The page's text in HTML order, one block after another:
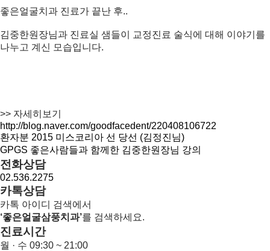
좋은얼굴치과 진료가 끝난 후..
김중한원장님과 진료실 샘들이 교정진료 술식에 대해 이야기를
나누고 계신 모습입니다.
>> 자세히보기
http://blog.naver.com/goodfacedent/220408106722
환자분 2015 미스코리아 선 당선 (김정진님)
GPGS 좋은사람들과 함께한 김중한원장님 강의
전화상담
02.536.2275
카톡상담
카톡 아이디 검색에서
‘좋은얼굴삼풍치과’를 검색하세요.
진료시간
월 · 수 09:30 ~ 21:00